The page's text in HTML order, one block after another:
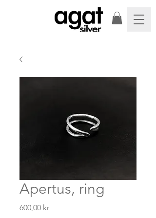
Apertus, ring
600,00 krPris